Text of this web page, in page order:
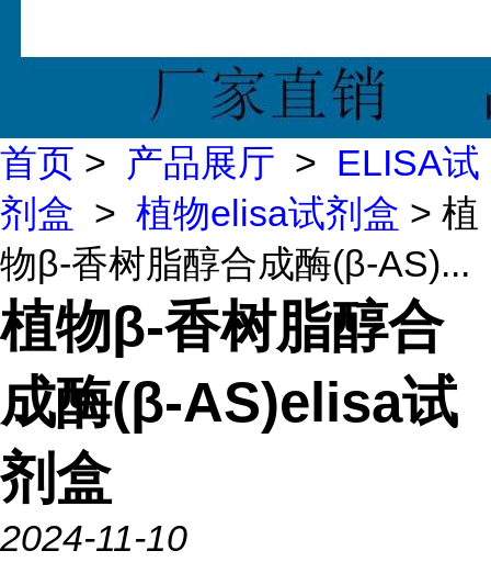
首页 > 产品展厅 > ELISA试
剂盒 > 植物elisa试剂盒 > 植
物β-香树脂醇合成酶(β-AS)...
植物β-香树脂醇合
成酶(β-AS)elisa试
剂盒
2024-11-10